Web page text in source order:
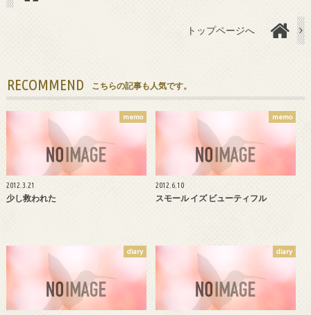
トップページへ
RECOMMEND こちらの記事も人気です。
memo
2012.3.21
少し救われた
memo
2012.6.10
スモール イズ ビューティフル
diary diary